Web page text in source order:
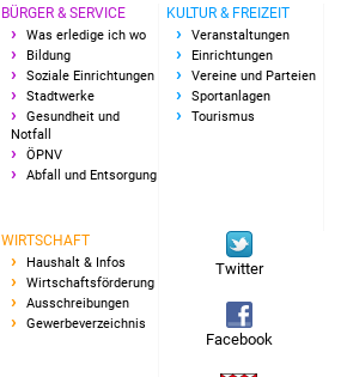
BÜRGER & SERVICE
Was erledige ich wo
Bildung
Soziale Einrichtungen
Stadtwerke
Gesundheit und
Notfall
ÖPNV
Abfall und Entsorgung
KULTUR & FREIZEIT
Veranstaltungen
Einrichtungen
Vereine und Parteien
Sportanlagen
Tourismus
WIRTSCHAFT
Haushalt & Infos
Wirtschaftsförderung
Ausschreibungen
Gewerbeverzeichnis
Twitter
Facebook